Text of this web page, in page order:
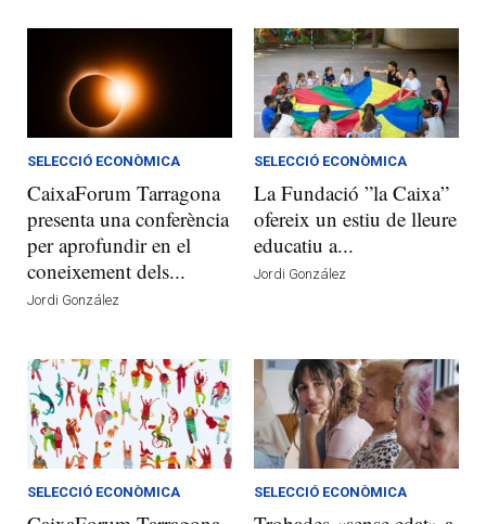
SELECCIÓ ECONÒMICA
CaixaForum Tarragona
presenta una conferència
per aprofundir en el
coneixement dels...
Jordi González
SELECCIÓ ECONÒMICA
La Fundació ”la Caixa”
ofereix un estiu de lleure
educatiu a...
Jordi González
SELECCIÓ ECONÒMICA SELECCIÓ ECONÒMICA